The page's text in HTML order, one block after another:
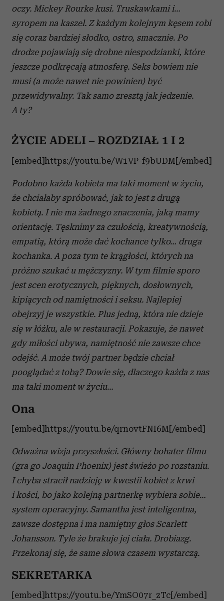
oczy. Mickey Rourke kusi. Truskawkami i…
syropem na kaszel. Z każdym kolejnym kęsem robi
się coraz bardziej słodko, ostro, smacznie. Po
drodze pojawiają się drobne niespodzianki, które
jeszcze podkręcają atmosferę. Seks bowiem nie
musi (a może nawet nie powinien) być
przewidywalny. Tak samo zresztą jak jedzenie.
A ty?
ŻYCIE ADELI – ROZDZIAŁ 1 I 2
[embed]https://youtu.be/W1VP-f9bUDM[/embed]
Podobno każda kobieta ma taki moment w życiu,
że chciałaby spróbować, jak to jest z drugą
kobietą. I nie ma żadnego znaczenia, jaką mamy
orientację. Tęsknimy za czułością, kreatywnością,
empatią, którą może dać kochance tylko… druga
kochanka. A poza tym te krągłości, których na
próżno szukać u mężczyzny. W tym filmie sporo
jest scen erotycznych, pięknych, dosłownych,
kipiących od namiętności i seksu. Najlepiej
obejrzyj je wszystkie. Plus jedną, która nie dzieje
się w łóżku, ale w restauracji. Pokazuje, że nawet
gdy miłości ubywa, namiętność nie zawsze chce
odejść. A może twój partner będzie chciał
pooglądać z tobą? Dowie się, dlaczego każda z nas
ma taki moment w życiu…
Ona
[embed]https://youtu.be/qrnovtFNI6M[/embed]
Odważna wizja przyszłości. Główny bohater filmu
(gra go Joaquin Phoenix) jest świeżo po rozstaniu.
I chyba stracił nadzieję w kwestii kobiet z krwi
i kości, bo jako kolejną partnerkę wybiera sobie…
system operacyjny. Samantha jest inteligentna,
zawsze dostępna i ma namiętny głos Scarlett
Johansson. Tyle że brakuje jej ciała. Drobiazg.
Przekonaj się, że same słowa czasem wystarczą.
SEKRETARKA
[embed]https://youtu.be/YmSO07r_zTc[/embed]